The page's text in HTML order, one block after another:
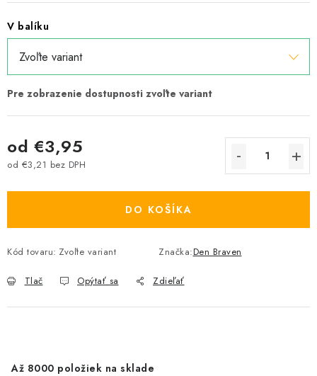
V balíku
od €3,95
od €3,21 bez DPH
DO KOŠÍKA
Kód tovaru: Zvoľte variant Značka:Den Braven
Tlač Opýtať sa Zdieľať
Až 8000 položiek na sklade